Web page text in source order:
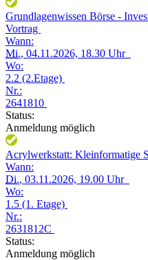
Grundlagenwissen Börse -
Vortrag
Wann:
Mi., 04.11.2026, 18.30 Uhr
Wo:
2.2 (2.Etage)
Nr.:
2641810
Status:
Anmeldung möglich
Acrylwerkstatt: Kleinformatige
Wann:
Di., 03.11.2026, 19.00 Uhr
Wo:
1.5 (1. Etage)
Nr.:
2631812C
Status:
Anmeldung möglich